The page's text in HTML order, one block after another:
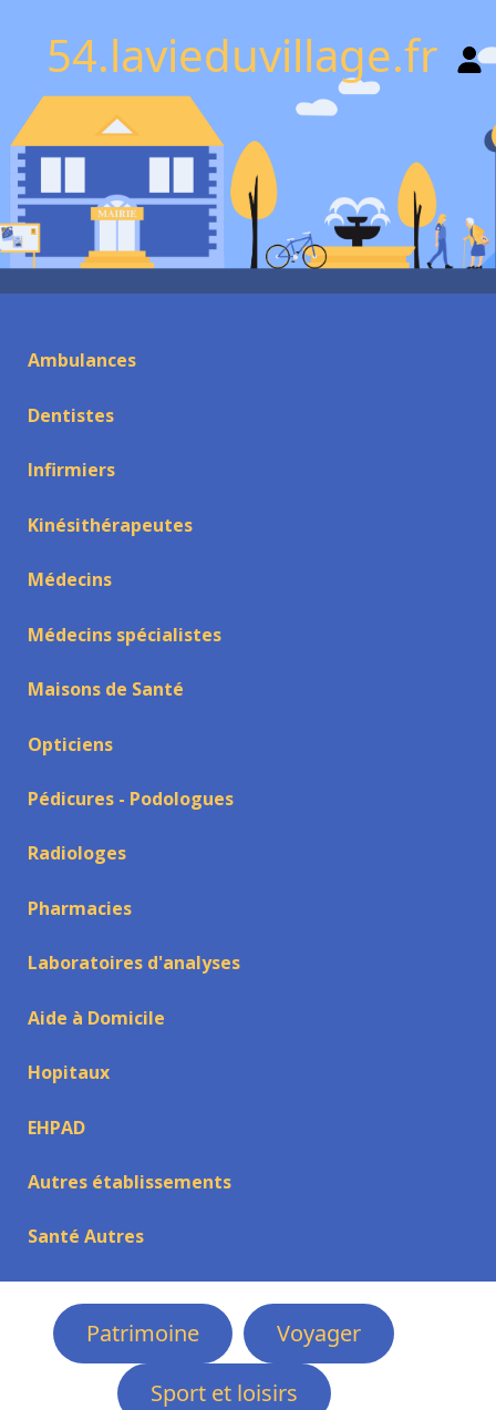
54.lavieduvillage.fr
Ambulances
Dentistes
Infirmiers
Kinésithérapeutes
Médecins
Médecins spécialistes
Maisons de Santé
Opticiens
Pédicures - Podologues
Radiologes
Pharmacies
Laboratoires d'analyses
Aide à Domicile
Hopitaux
EHPAD
Autres établissements
Santé Autres
Patrimoine
Voyager
Sport et loisirs